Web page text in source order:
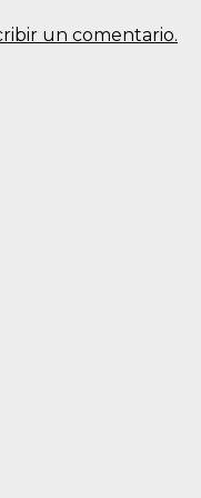
un comentario.